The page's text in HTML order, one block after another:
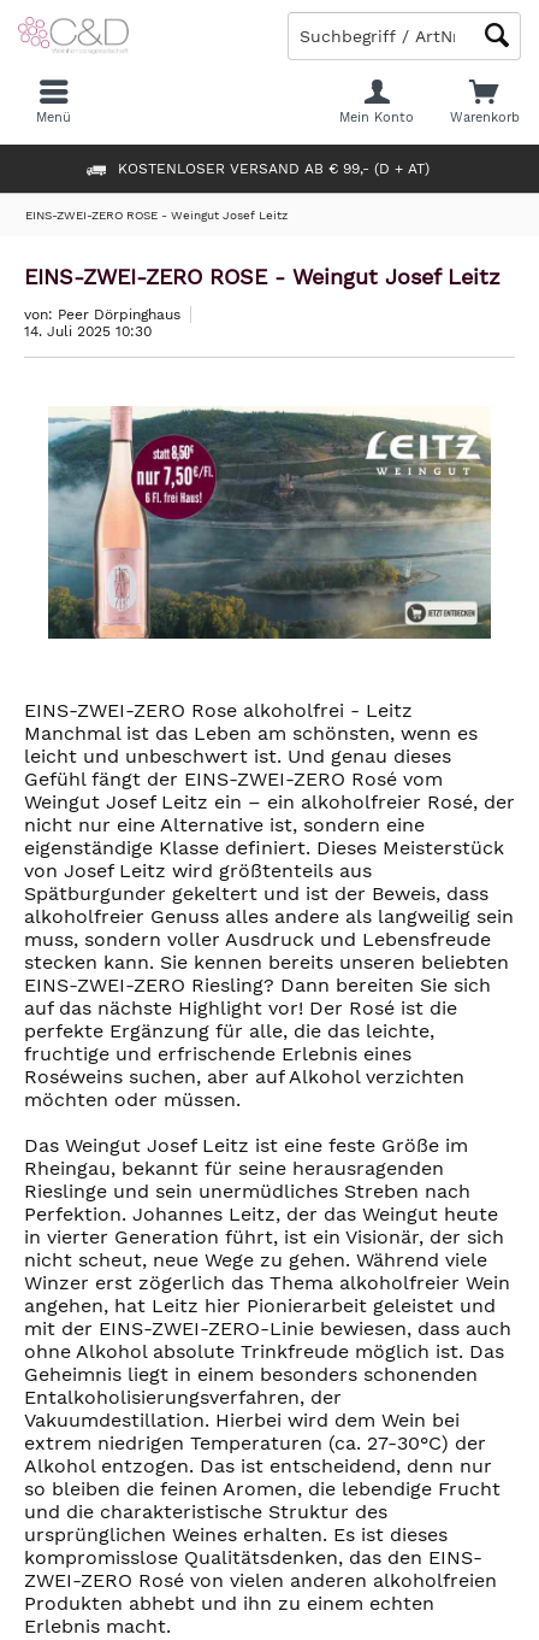
KOSTENLOSER VERSAND AB € 99,- (D + AT)
Warenkorb
Mein Konto
Menü
EINS-ZWEI-ZERO ROSE - Weingut Josef Leitz
EINS-ZWEI-ZERO ROSE - Weingut Josef Leitz
von: Peer Dörpinghaus
14. Juli 2025 10:30
EINS-ZWEI-ZERO Rose alkoholfrei - Leitz
Manchmal ist das Leben am schönsten, wenn es
leicht und unbeschwert ist. Und genau dieses
Gefühl fängt der EINS-ZWEI-ZERO Rosé vom
Weingut Josef Leitz ein – ein alkoholfreier Rosé, der
nicht nur eine Alternative ist, sondern eine
eigenständige Klasse definiert. Dieses Meisterstück
von Josef Leitz wird größtenteils aus
Spätburgunder gekeltert und ist der Beweis, dass
alkoholfreier Genuss alles andere als langweilig sein
muss, sondern voller Ausdruck und Lebensfreude
stecken kann. Sie kennen bereits unseren beliebten
EINS-ZWEI-ZERO Riesling? Dann bereiten Sie sich
auf das nächste Highlight vor! Der Rosé ist die
perfekte Ergänzung für alle, die das leichte,
fruchtige und erfrischende Erlebnis eines
Roséweins suchen, aber auf Alkohol verzichten
möchten oder müssen.
Das Weingut Josef Leitz ist eine feste Größe im
Rheingau, bekannt für seine herausragenden
Rieslinge und sein unermüdliches Streben nach
Perfektion. Johannes Leitz, der das Weingut heute
in vierter Generation führt, ist ein Visionär, der sich
nicht scheut, neue Wege zu gehen. Während viele
Winzer erst zögerlich das Thema alkoholfreier Wein
angehen, hat Leitz hier Pionierarbeit geleistet und
mit der EINS-ZWEI-ZERO-Linie bewiesen, dass auch
ohne Alkohol absolute Trinkfreude möglich ist. Das
Geheimnis liegt in einem besonders schonenden
Entalkoholisierungsverfahren, der
Vakuumdestillation. Hierbei wird dem Wein bei
extrem niedrigen Temperaturen (ca. 27-30°C) der
Alkohol entzogen. Das ist entscheidend, denn nur
so bleiben die feinen Aromen, die lebendige Frucht
und die charakteristische Struktur des
ursprünglichen Weines erhalten. Es ist dieses
kompromisslose Qualitätsdenken, das den EINS-
ZWEI-ZERO Rosé von vielen anderen alkoholfreien
Produkten abhebt und ihn zu einem echten
Erlebnis macht.